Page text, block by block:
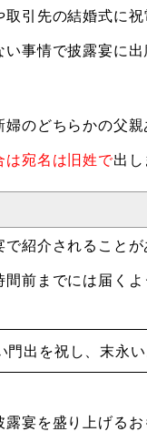
引先の結婚式に祝
事情で披露宴に
のどちらかの父親
は宛名は旧姓で出し
紹介されること
前までには届くよ
出を祝し、末永
宴を盛り上げるお